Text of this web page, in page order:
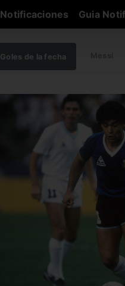
Notificaciones Guia
Goles de la fecha